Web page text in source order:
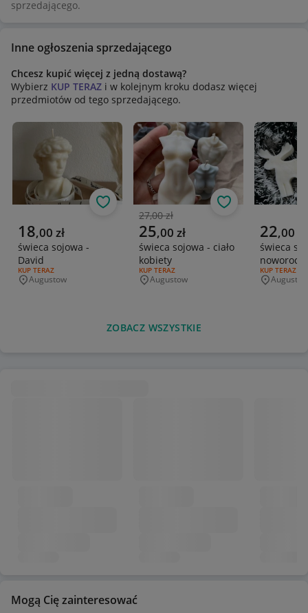
sprzedającego.
Inne ogłoszenia sprzedającego
Chcesz kupić więcej z jedną dostawą?
Wybierz KUP TERAZ i w kolejnym kroku dodasz więcej
przedmiotów od tego sprzedającego.
Aktualna cena
18,00 zł
świeca sojowa -
David
RODZAJ OFERTY:
KUP TERAZ
Miejscowość
Augustow
Obserwuj
Poprzednia cena
27,00 zł
Aktualna cena
25,00 zł
świeca sojowa - ciało
kobiety
RODZAJ OFERTY:
KUP TERAZ
Miejscowość
Augustow
Obserwuj
Aktualna
22,00
świeca
RODZAJ
KUP TERAZ
Augustow
ZOBACZ WSZYSTKIE
Mogą Cię zainteresować